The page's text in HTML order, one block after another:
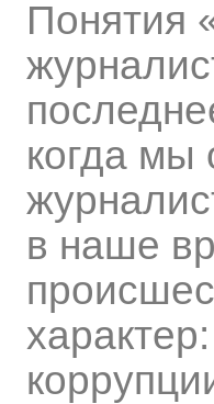
Понятия
когда мы
в наше